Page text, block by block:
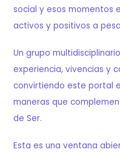
social y esos momentos
activos y positivos a
Un grupo
experiencia, vivencias y
convirtiendo este portal
maneras que
de Ser.
Esta es una ventana